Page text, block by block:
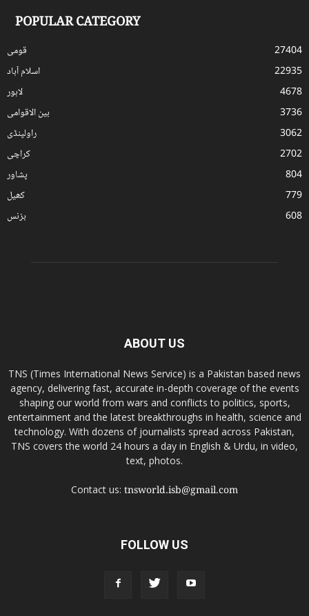
POPULAR CATEGORY
قومی
27404
اسلام آباد
22935
لاہور
4678
بین الاقوامی
3736
راولپنڈی
3062
کراچی
2702
پشاور
804
کھیل
779
بزنس
608
ABOUT US
TNS (Times International News Service) is a Pakistan based news
agency, delivering fast, accurate in-depth coverage of the events
shaping our world from wars and conflicts to politics, sports,
entertainment and the latest breakthroughs in health, science and
technology. With dozens of journalists spread across Pakistan,
TNS covers the world 24 hours a day in English & Urdu, in video,
text, photos.
Contact us: tnsworld.isb@gmail.com
FOLLOW US